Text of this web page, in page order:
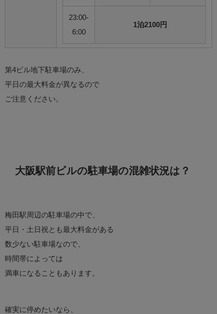
23:00-
6:00
1泊2100円
第4ビル地下駐車場のみ、
平日の最大料金が異なるので
ご注意ください。
大阪駅前ビルの駐車場の混雑状況は？
梅田駅周辺の駐車場の中で、
平日・土日祝とも最大料金がある
数少ない駐車場なので、
時間帯によっては
満車になることもあります。
確実に停めたいなら、